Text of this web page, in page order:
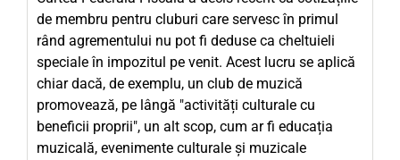
de membru pentru cluburi care servesc în primul
rând agrementului nu pot fi deduse ca cheltuieli
speciale în impozitul pe venit. Acest lucru se aplică
chiar dacă, de exemplu, un club de muzică
promovează, pe lângă "activități culturale cu
beneficii proprii", un alt scop, cum ar fi educația
muzicală, evenimente culturale și muzicale